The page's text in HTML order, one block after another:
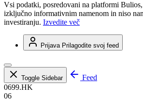
Vsi podatki, posredovani na platformi Bulios,
izključno informativnim namenom in niso
investiranju. Izvedite več
Prijava Prilagodite svoj feed
Toggle Sidebar
Feed
0699.HK
06